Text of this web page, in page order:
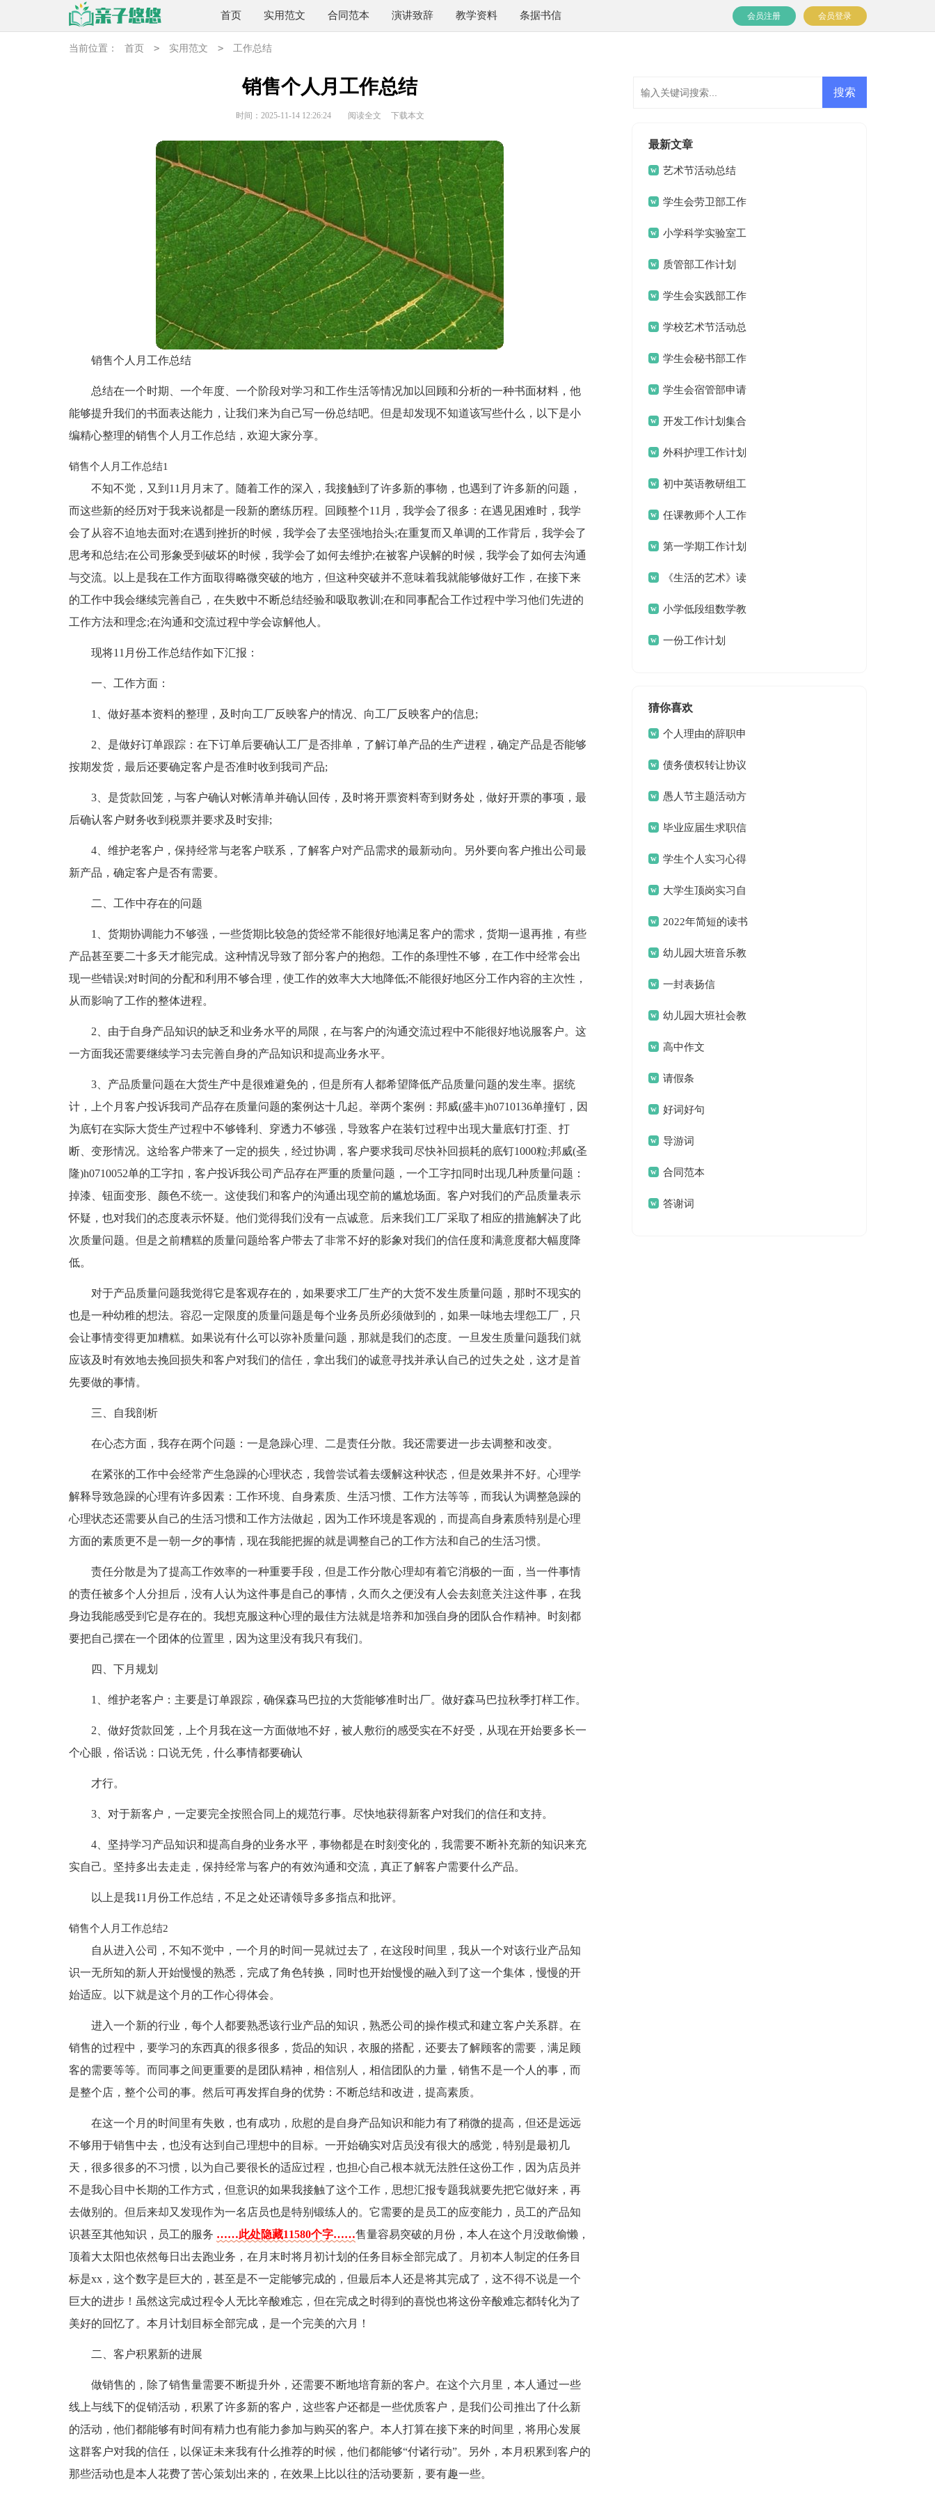
首页 实用范文 合同范本 演讲致辞 教学资料 条据书信 会员登录
会员注册
当前位置： 首页 > 实用范文 > 工作总结
销售个人月工作总结
时间：2025-11-14 12:26:24 阅读全文 下载本文
销售个人月工作总结
总结在一个时期、一个年度、一个阶段对学习和工作生活等情况加以回顾和分析的一种书面材料，他
能够提升我们的书面表达能力，让我们来为自己写一份总结吧。但是却发现不知道该写些什么，以下是小
编精心整理的销售个人月工作总结，欢迎大家分享。
销售个人月工作总结1
不知不觉，又到11月月末了。随着工作的深入，我接触到了许多新的事物，也遇到了许多新的问题，
而这些新的经历对于我来说都是一段新的磨练历程。回顾整个11月，我学会了很多：在遇见困难时，我学
会了从容不迫地去面对;在遇到挫折的时候，我学会了去坚强地抬头;在重复而又单调的工作背后，我学会了
思考和总结;在公司形象受到破坏的时候，我学会了如何去维护;在被客户误解的时候，我学会了如何去沟通
与交流。以上是我在工作方面取得略微突破的地方，但这种突破并不意味着我就能够做好工作，在接下来
的工作中我会继续完善自己，在失败中不断总结经验和吸取教训;在和同事配合工作过程中学习他们先进的
工作方法和理念;在沟通和交流过程中学会谅解他人。
现将11月份工作总结作如下汇报：
一、工作方面：
1、做好基本资料的整理，及时向工厂反映客户的情况、向工厂反映客户的信息;
2、是做好订单跟踪：在下订单后要确认工厂是否排单，了解订单产品的生产进程，确定产品是否能够
按期发货，最后还要确定客户是否准时收到我司产品;
3、是货款回笼，与客户确认对帐清单并确认回传，及时将开票资料寄到财务处，做好开票的事项，最
后确认客户财务收到税票并要求及时安排;
4、维护老客户，保持经常与老客户联系，了解客户对产品需求的最新动向。另外要向客户推出公司最
新产品，确定客户是否有需要。
二、工作中存在的问题
1、货期协调能力不够强，一些货期比较急的货经常不能很好地满足客户的需求，货期一退再推，有些
产品甚至要二十多天才能完成。这种情况导致了部分客户的抱怨。工作的条理性不够，在工作中经常会出
现一些错误;对时间的分配和利用不够合理，使工作的效率大大地降低;不能很好地区分工作内容的主次性，
从而影响了工作的整体进程。
2、由于自身产品知识的缺乏和业务水平的局限，在与客户的沟通交流过程中不能很好地说服客户。这
一方面我还需要继续学习去完善自身的产品知识和提高业务水平。
3、产品质量问题在大货生产中是很难避免的，但是所有人都希望降低产品质量问题的发生率。据统
计，上个月客户投诉我司产品存在质量问题的案例达十几起。举两个案例：邦威(盛丰)h0710136单撞钉，因
为底钉在实际大货生产过程中不够锋利、穿透力不够强，导致客户在装钉过程中出现大量底钉打歪、打
断、变形情况。这给客户带来了一定的损失，经过协调，客户要求我司尽快补回损耗的底钉1000粒;邦威(圣
隆)h0710052单的工字扣，客户投诉我公司产品存在严重的质量问题，一个工字扣同时出现几种质量问题：
掉漆、钮面变形、颜色不统一。这使我们和客户的沟通出现空前的尴尬场面。客户对我们的产品质量表示
怀疑，也对我们的态度表示怀疑。他们觉得我们没有一点诚意。后来我们工厂采取了相应的措施解决了此
次质量问题。但是之前糟糕的质量问题给客户带去了非常不好的影象对我们的信任度和满意度都大幅度降
低。
对于产品质量问题我觉得它是客观存在的，如果要求工厂生产的大货不发生质量问题，那时不现实的
也是一种幼稚的想法。容忍一定限度的质量问题是每个业务员所必须做到的，如果一味地去埋怨工厂，只
会让事情变得更加糟糕。如果说有什么可以弥补质量问题，那就是我们的态度。一旦发生质量问题我们就
应该及时有效地去挽回损失和客户对我们的信任，拿出我们的诚意寻找并承认自己的过失之处，这才是首
先要做的事情。
三、自我剖析
在心态方面，我存在两个问题：一是急躁心理、二是责任分散。我还需要进一步去调整和改变。
在紧张的工作中会经常产生急躁的心理状态，我曾尝试着去缓解这种状态，但是效果并不好。心理学
解释导致急躁的心理有许多因素：工作环境、自身素质、生活习惯、工作方法等等，而我认为调整急躁的
心理状态还需要从自己的生活习惯和工作方法做起，因为工作环境是客观的，而提高自身素质特别是心理
方面的素质更不是一朝一夕的事情，现在我能把握的就是调整自己的工作方法和自己的生活习惯。
责任分散是为了提高工作效率的一种重要手段，但是工作分散心理却有着它消极的一面，当一件事情
的责任被多个人分担后，没有人认为这件事是自己的事情，久而久之便没有人会去刻意关注这件事，在我
身边我能感受到它是存在的。我想克服这种心理的最佳方法就是培养和加强自身的团队合作精神。时刻都
要把自己摆在一个团体的位置里，因为这里没有我只有我们。
四、下月规划
1、维护老客户：主要是订单跟踪，确保森马巴拉的大货能够准时出厂。做好森马巴拉秋季打样工作。
2、做好货款回笼，上个月我在这一方面做地不好，被人敷衍的感受实在不好受，从现在开始要多长一
个心眼，俗话说：口说无凭，什么事情都要确认
才行。
3、对于新客户，一定要完全按照合同上的规范行事。尽快地获得新客户对我们的信任和支持。
4、坚持学习产品知识和提高自身的业务水平，事物都是在时刻变化的，我需要不断补充新的知识来充
实自己。坚持多出去走走，保持经常与客户的有效沟通和交流，真正了解客户需要什么产品。
以上是我11月份工作总结，不足之处还请领导多多指点和批评。
销售个人月工作总结2
自从进入公司，不知不觉中，一个月的时间一晃就过去了，在这段时间里，我从一个对该行业产品知
识一无所知的新人开始慢慢的熟悉，完成了角色转换，同时也开始慢慢的融入到了这一个集体，慢慢的开
始适应。以下就是这个月的工作心得体会。
进入一个新的行业，每个人都要熟悉该行业产品的知识，熟悉公司的操作模式和建立客户关系群。在
销售的过程中，要学习的东西真的很多很多，货品的知识，衣服的搭配，还要去了解顾客的需要，满足顾
客的需要等等。而同事之间更重要的是团队精神，相信别人，相信团队的力量，销售不是一个人的事，而
是整个店，整个公司的事。然后可再发挥自身的优势：不断总结和改进，提高素质。
在这一个月的时间里有失败，也有成功，欣慰的是自身产品知识和能力有了稍微的提高，但还是远远
不够用于销售中去，也没有达到自己理想中的目标。一开始确实对店员没有很大的感觉，特别是最初几
天，很多很多的不习惯，以为自己要很长的适应过程，也担心自己根本就无法胜任这份工作，因为店员并
不是我心目中长期的工作方式，但意识的如果我接触了这个工作，思想汇报专题我就要先把它做好来，再
去做别的。但后来却又发现作为一名店员也是特别锻练人的。它需要的是员工的应变能力，员工的产品知
识甚至其他知识，员工的服务 ……此处隐藏11580个字……售量容易突破的月份，本人在这个月没敢偷懒，
顶着大太阳也依然每日出去跑业务，在月末时将月初计划的任务目标全部完成了。月初本人制定的任务目
标是xx，这个数字是巨大的，甚至是不一定能够完成的，但最后本人还是将其完成了，这不得不说是一个
巨大的进步！虽然这完成过程令人无比辛酸难忘，但在完成之时得到的喜悦也将这份辛酸难忘都转化为了
美好的回忆了。本月计划目标全部完成，是一个完美的六月！
二、客户积累新的进展
做销售的，除了销售量需要不断提升外，还需要不断地培育新的客户。在这个六月里，本人通过一些
线上与线下的促销活动，积累了许多新的客户，这些客户还都是一些优质客户，是我们公司推出了什么新
的活动，他们都能够有时间有精力也有能力参加与购买的客户。本人打算在接下来的时间里，将用心发展
这群客户对我的信任，以保证未来我有什么推荐的时候，他们都能够“付诸行动”。另外，本月积累到客户的
那些活动也是本人花费了苦心策划出来的，在效果上比以往的活动要新，要有趣一些。
最新文章
艺术节活动总结
学生会劳卫部工作
计划小学科学实验室工
作计划15篇
质管部工作计划
学生会实践部工作
计划15篇
学校艺术节活动总
结 学生会秘书部工作
计划14篇
学生会宿管部申请
书 开发工作计划集合
七篇外科护理工作计划
15篇初中英语教研组工
作计划任课教师个人工作
计划第一学期工作计划
《生活的艺术》读
书笔记小学低段组数学教
研组工作计划
一份工作计划
猜你喜欢
个人理由的辞职申
请书债务债权转让协议
愚人节主题活动方
案 毕业应届生求职信
13篇学生个人实习心得
体会大学生顶岗实习自
我总结2022年简短的读书
名言名句汇总79句
幼儿园大班音乐教
案(汇编15篇)
一封表扬信
幼儿园大班社会教
案集锦15篇
高中作文
请假条
好词好句
导游词
合同范本
答谢词